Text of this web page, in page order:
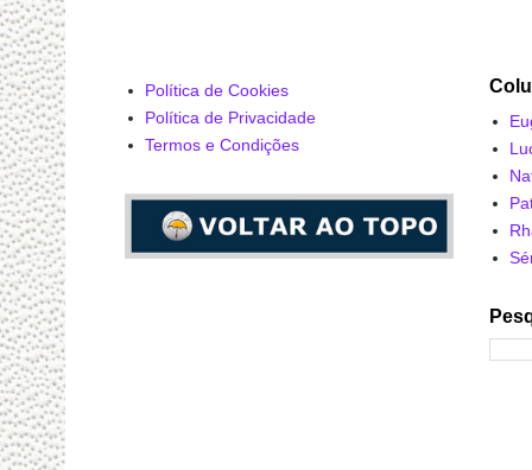
Política de Cookies
Política de Privacidade
Termos e Condições